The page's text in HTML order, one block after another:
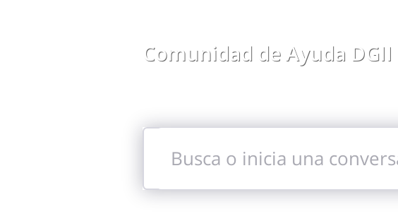
Comunidad de Ayuda DGII
Busca
inicia